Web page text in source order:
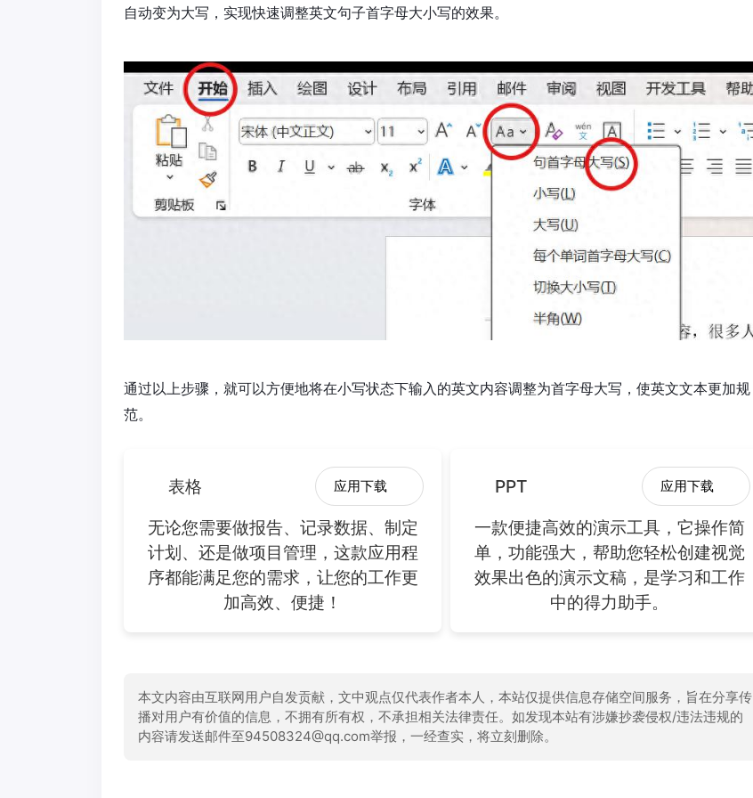
自动变为大写，实现快速调整英文句子首字母大小写的效果。
通过以上步骤，就可以方便地将在小写状态下输入的英文内容调整为首字母大写，使英文文本更加规
范。
表格 应用下载
无论您需要做报告、记录数据、制定
计划、还是做项目管理，这款应用程
序都能满足您的需求，让您的工作更
加高效、便捷！
PPT 应用下载
一款便捷高效的演示工具，它操作简
单，功能强大，帮助您轻松创建视觉
效果出色的演示文稿，是学习和工作
中的得力助手。
本文内容由互联网用户自发贡献，文中观点仅代表作者本人，本站仅提供信息存储空间服务，旨在分享传
播对用户有价值的信息，不拥有所有权，不承担相关法律责任。如发现本站有涉嫌抄袭侵权/违法违规的
内容请发送邮件至94508324@qq.com举报，一经查实，将立刻删除。